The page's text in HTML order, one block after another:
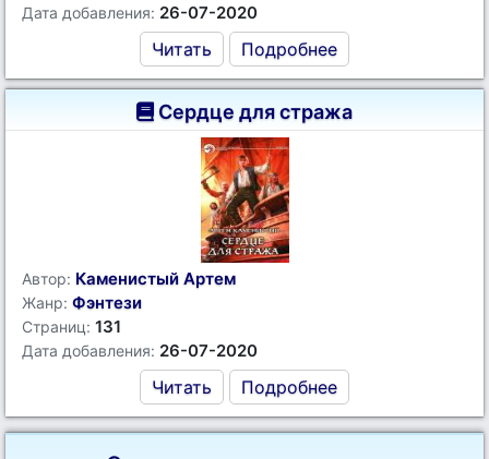
Дата добавления: 26-07-2020
Читать Подробнее
Сердце для стража
Автор: Каменистый Артем
Жанр: Фэнтези
Страниц: 131
Дата добавления: 26-07-2020
Читать Подробнее